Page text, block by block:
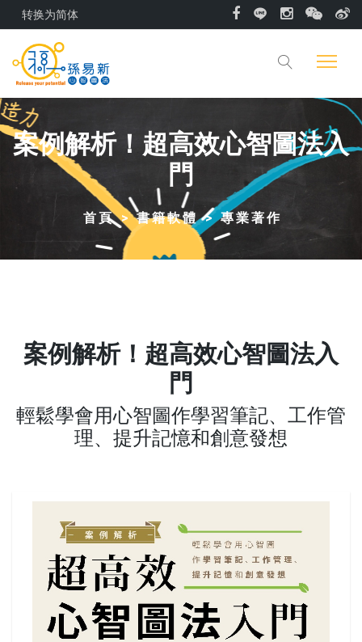
转换为简体
案例解析！超高效心智圖法入
門
首頁 書籍軟體 專業著作
案例解析！超高效心智圖法入
門
輕鬆學會用心智圖作學習筆記、工作管
理、提升記憶和創意發想